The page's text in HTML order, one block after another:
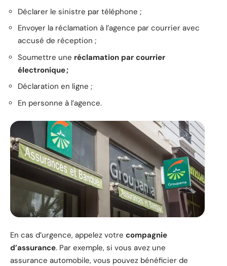
Déclarer le sinistre par téléphone ;
Envoyer la réclamation à l’agence par courrier avec
accusé de réception ;
Soumettre une réclamation par courrier
électronique ;
Déclaration en ligne ;
En personne à l’agence.
En cas d’urgence, appelez votre compagnie
d’assurance. Par exemple, si vous avez une
assurance automobile, vous pouvez bénéficier de